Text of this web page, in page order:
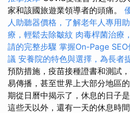
家和該國旅遊業領導者的頭痛。
人助聽器價格，了解老年人專用
療，輕鬆去除皺紋 肉毒桿菌治療
請的完整步驟 掌握On-Page SEO
議 安養院的特色與選擇，為長者
預防措施，疫苗接種證書和測試
易傳播，甚至世界上大部分地區
期從日曆中揭示了，休息的日子
這些天以外，還有一天的休息時